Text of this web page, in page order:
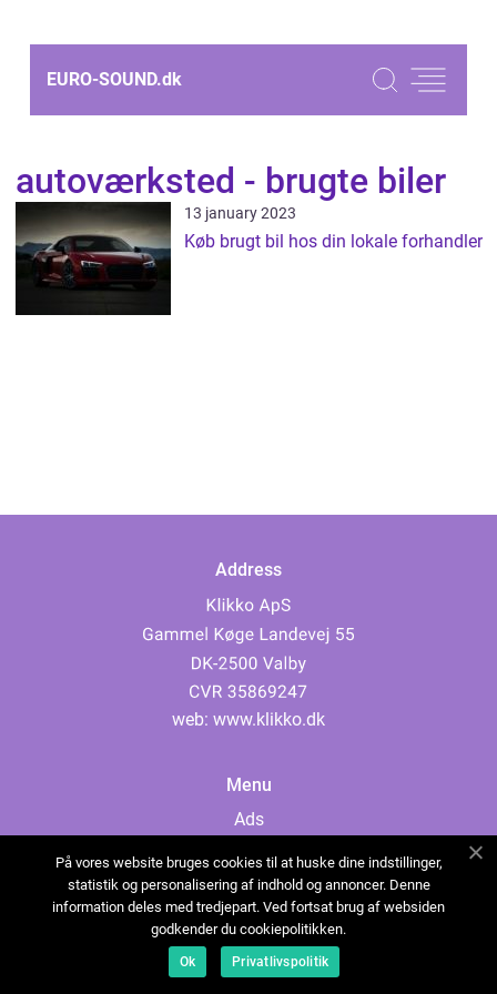
EURO-SOUND.dk
autoværksted - brugte biler
13 january 2023
Køb brugt bil hos din lokale forhandler
Address
web: www.klikko.dk
Menu
Ads
Cookies
Contact
Sitemap
På vores website bruges cookies til at huske dine indstillinger,
statistik og personalisering af indhold og annoncer. Denne
information deles med tredjepart. Ved fortsat brug af websiden
godkender du cookiepolitikken.
Ok Privatlivspolitik